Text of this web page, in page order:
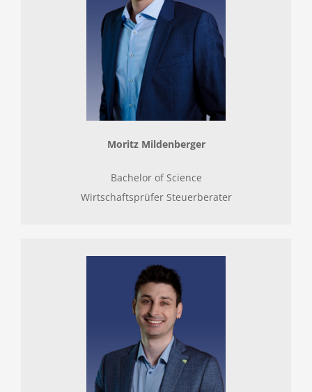
Moritz Mildenberger
Bachelor of Science
Wirtschaftsprüfer Steuerberater